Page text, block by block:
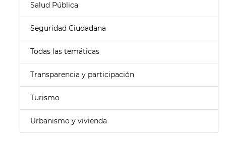
Salud Pública
Seguridad Ciudadana
Todas las temáticas
Transparencia y participación
Turismo
Urbanismo y vivienda